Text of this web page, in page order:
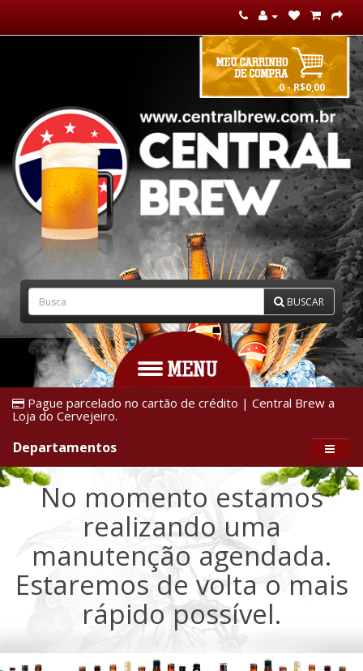
0 - R$0,00
BUSCAR
Pague parcelado no cartão de crédito | Central Brew a
Loja do Cervejeiro.
Departamentos
No momento estamos
realizando uma
manutenção agendada.
Estaremos de volta o mais
rápido possível.